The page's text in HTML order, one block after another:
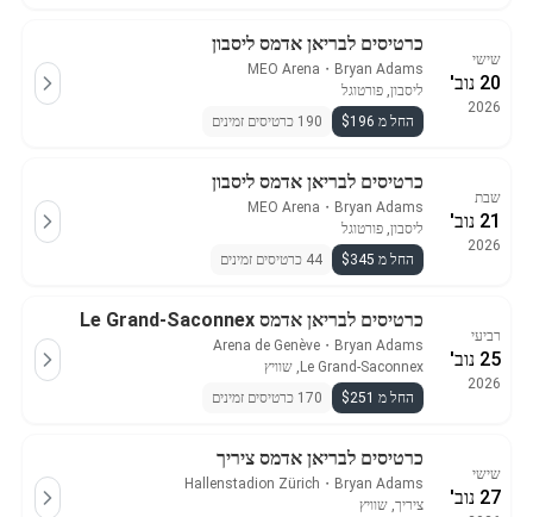
שישי
20 נוב'
2026
כרטיסים לבריאן אדמס ליסבון
Bryan Adams
・
MEO Arena
ליסבון, פורטוגל
החל מ $196
190 כרטיסים זמינים
שבת
21 נוב'
2026
כרטיסים לבריאן אדמס ליסבון
Bryan Adams
・
MEO Arena
ליסבון, פורטוגל
החל מ $345
44 כרטיסים זמינים
רביעי
25 נוב'
2026
כרטיסים לבריאן אדמס Le Grand-Saconnex
Bryan Adams
・
Arena de Genève
Le Grand-Saconnex, שוויץ
החל מ $251
170 כרטיסים זמינים
שישי
27 נוב'
כרטיסים לבריאן אדמס ציריך
Bryan Adams
・
Hallenstadion Zürich
ציריך, שוויץ